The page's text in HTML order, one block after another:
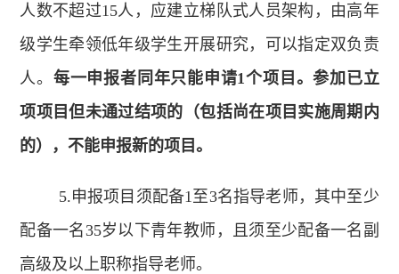
人数不超过15人，应建立梯队式人员架构，由高年
级学生牵领低年级学生开展研究，可以指定双负责
人。 每一申报者同年只能申请1 个项目。参加已立
项项目但未通过结项的（包括尚在项目实施周期内
的），不能申报新的项目。
5.申报项目须配备1至3名指导老师，其中至少
配备一名35岁以下青年教师，且须至少配备一名副
高级及以上职称指导老师。